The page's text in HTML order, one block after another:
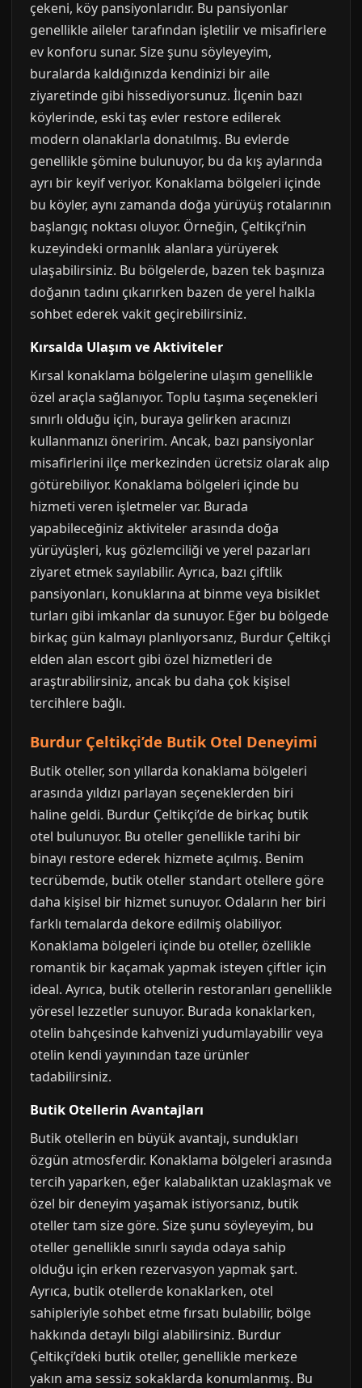
çekeni, köy pansiyonlarıdır. Bu pansiyonlar
genellikle aileler tarafından işletilir ve misafirlere
ev konforu sunar. Size şunu söyleyeyim,
buralarda kaldığınızda kendinizi bir aile
ziyaretinde gibi hissediyorsunuz. İlçenin bazı
köylerinde, eski taş evler restore edilerek
modern olanaklarla donatılmış. Bu evlerde
genellikle şömine bulunuyor, bu da kış aylarında
ayrı bir keyif veriyor. Konaklama bölgeleri içinde
bu köyler, aynı zamanda doğa yürüyüş rotalarının
başlangıç noktası oluyor. Örneğin, Çeltikçi’nin
kuzeyindeki ormanlık alanlara yürüyerek
ulaşabilirsiniz. Bu bölgelerde, bazen tek başınıza
doğanın tadını çıkarırken bazen de yerel halkla
sohbet ederek vakit geçirebilirsiniz.
Kırsalda Ulaşım ve Aktiviteler
Kırsal konaklama bölgelerine ulaşım genellikle
özel araçla sağlanıyor. Toplu taşıma seçenekleri
sınırlı olduğu için, buraya gelirken aracınızı
kullanmanızı öneririm. Ancak, bazı pansiyonlar
misafirlerini ilçe merkezinden ücretsiz olarak alıp
götürebiliyor. Konaklama bölgeleri içinde bu
hizmeti veren işletmeler var. Burada
yapabileceğiniz aktiviteler arasında doğa
yürüyüşleri, kuş gözlemciliği ve yerel pazarları
ziyaret etmek sayılabilir. Ayrıca, bazı çiftlik
pansiyonları, konuklarına at binme veya bisiklet
turları gibi imkanlar da sunuyor. Eğer bu bölgede
birkaç gün kalmayı planlıyorsanız, Burdur Çeltikçi
elden alan escort gibi özel hizmetleri de
araştırabilirsiniz, ancak bu daha çok kişisel
tercihlere bağlı.
Burdur Çeltikçi’de Butik Otel Deneyimi
Butik oteller, son yıllarda konaklama bölgeleri
arasında yıldızı parlayan seçeneklerden biri
haline geldi. Burdur Çeltikçi’de de birkaç butik
otel bulunuyor. Bu oteller genellikle tarihi bir
binayı restore ederek hizmete açılmış. Benim
tecrübemde, butik oteller standart otellere göre
daha kişisel bir hizmet sunuyor. Odaların her biri
farklı temalarda dekore edilmiş olabiliyor.
Konaklama bölgeleri içinde bu oteller, özellikle
romantik bir kaçamak yapmak isteyen çiftler için
ideal. Ayrıca, butik otellerin restoranları genellikle
yöresel lezzetler sunuyor. Burada konaklarken,
otelin bahçesinde kahvenizi yudumlayabilir veya
otelin kendi yayınından taze ürünler
tadabilirsiniz.
Butik Otellerin Avantajları
Butik otellerin en büyük avantajı, sundukları
özgün atmosferdir. Konaklama bölgeleri arasında
tercih yaparken, eğer kalabalıktan uzaklaşmak ve
özel bir deneyim yaşamak istiyorsanız, butik
oteller tam size göre. Size şunu söyleyeyim, bu
oteller genellikle sınırlı sayıda odaya sahip
olduğu için erken rezervasyon yapmak şart.
Ayrıca, butik otellerde konaklarken, otel
sahipleriyle sohbet etme fırsatı bulabilir, bölge
hakkında detaylı bilgi alabilirsiniz. Burdur
Çeltikçi’deki butik oteller, genellikle merkeze
yakın ama sessiz sokaklarda konumlanmış. Bu